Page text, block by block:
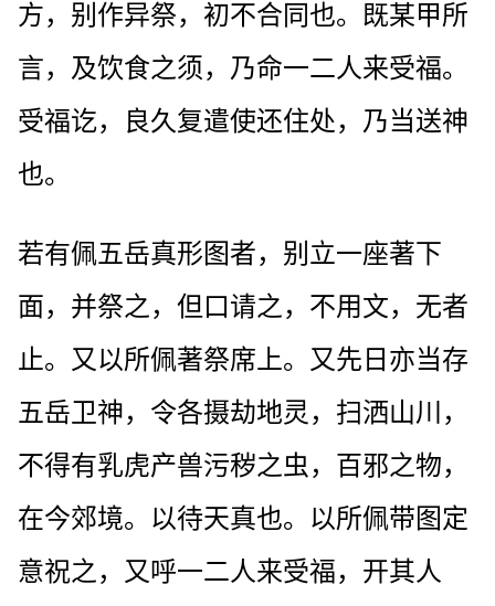
方，别作异祭，初不合同也。既某甲所
言，及饮食之须，乃命一二人来受福。
受福讫，良久复遣使还住处，乃当送神
也。
若有佩五岳真形图者，别立一座著下
面，并祭之，但口请之，不用文，无者
止。又以所佩著祭席上。又先日亦当存
五岳卫神，令各摄劫地灵，扫洒山川，
不得有乳虎产兽污秽之虫，百邪之物，
在今郊境。以待天真也。以所佩带图定
意祝之，又呼一二人来受福，开其人